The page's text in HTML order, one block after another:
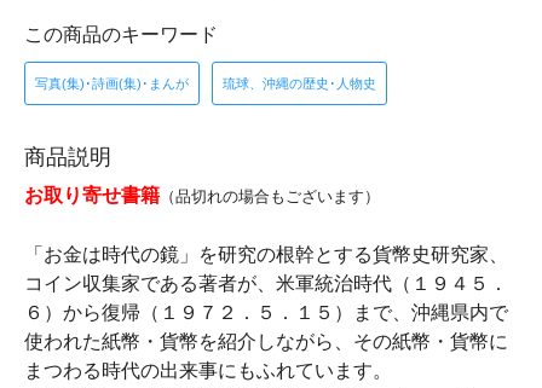
この商品のキーワード
写真(集)･詩画(集)･まんが 琉球、沖縄の歴史･人物史
商品説明
お取り寄せ書籍 （品切れの場合もございます）
「お金は時代の鏡」を研究の根幹とする貨幣史研究家、
コイン収集家である著者が、米軍統治時代（１９４５．
６）から復帰（１９７２．５．１５）まで、沖縄県内で
使われた紙幣・貨幣を紹介しながら、その紙幣・貨幣に
まつわる時代の出来事にもふれています。